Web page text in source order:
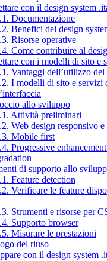
con il design system
Documentazione
Benefici del design
Risorse operative
Come contribuire al
con i modelli di sito e
Vantaggi dell’utilizzo
I modelli di sito e servizi
allo sviluppo
Attività preliminari
Web design responsivo e
Mobile first
Progressive
di supporto allo
Feature detection
Verificare le feature
Strumenti e risorse per
Supporto browser
Misurare le prestazioni
del riuso
con il design system